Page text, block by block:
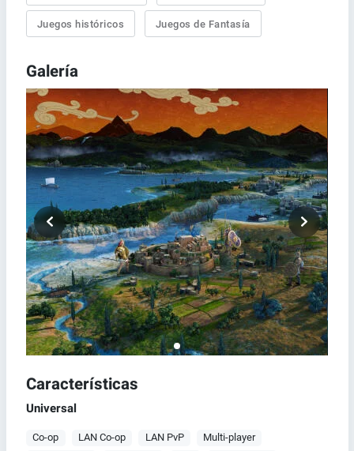
Juegos históricos Juegos de Fantasía
Galería
Características
Universal
Co-op LAN Co-op LAN PvP
Multi-player